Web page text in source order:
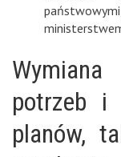
państwowymi
potrzeb i
planów,